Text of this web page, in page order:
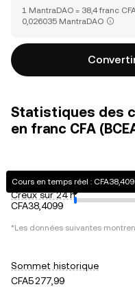
1 MantraDAO = 38,4 franc
0,026035 MantraDAO
Statistiques des
en franc CFA
Creux sur 24 h
CFA38,4099
Cours en temps réel :
*Les données suivantes
Sommet historique
CFA5 277,99